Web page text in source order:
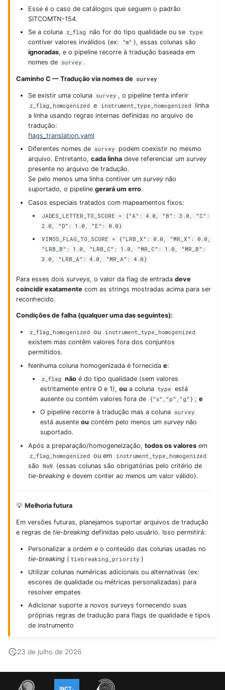
Esse é o caso de catálogos que seguem o padrão
SITCOMTN-154.
Se a coluna z_flag não for do tipo qualidade ou se type
contiver valores inválidos (ex: "m" ), essas colunas são
ignoradas, e o pipeline recorre à tradução baseada em
nomes de survey .
Caminho C — Tradução via nomes de survey
Se existir uma coluna survey , o pipeline tenta inferir
z_flag_homogenized e instrument_type_homogenized
linha
a linha usando regras internas definidas no arquivo de
tradução:
flags_translation.yaml
Diferentes nomes de survey
podem coexistir no mesmo
arquivo. Entretanto, cada linha deve referenciar um survey
presente no arquivo de tradução.
Se pelo menos uma linha contiver um survey não
suportado, o pipeline gerará um erro.
Casos especiais tratados com mapeamentos fixos:
JADES_LETTER_TO_SCORE = {"A": 4.0, "B": 3.0, "C":
2.0, "D": 1.0, "E": 0.0}
VIMOS_FLAG_TO_SCORE = {"LRB_X": 0.0, "MR_X": 0.0,
"LRB_B": 1.0, "LRB_C": 1.0, "MR_C": 1.0, "MR_B":
3.0, "LRB_A": 4.0, "MR_A": 4.0}
Para esses dois surveys, o valor da flag de entrada deve
coincidir exatamente com as strings mostradas acima para ser
reconhecido.
Condições de falha (qualquer uma das seguintes):
z_flag_homogenized ou instrument_type_homogenized
existem mas contêm valores fora dos conjuntos
permitidos.
Nenhuma coluna homogenizada é fornecida e:
z_flag não é do tipo qualidade (sem valores
estritamente entre 0 e 1), ou a coluna type está
ausente ou contém valores fora de {"s","p","g"} ;e
O pipeline recorre à tradução mas a coluna survey
está ausente ou contém pelo menos um survey não
suportado.
Após a preparação/homogeneização, todos os valores em
z_flag_homogenized ou em instrument_type_homogenized
são NaN
(essas colunas são obrigatórias pelo critério de
tie-breaking e devem conter ao menos um valor válido).
💡 Melhoria futura
Em versões futuras, planejamos suportar arquivos de tradução
e regras de tie-breaking definidas pelo usuário. Isso permitirá:
Personalizar a ordem e o conteúdo das colunas usadas no
tie-breaking ( tiebreaking_priority )
Utilizar colunas numéricas adicionais ou alternativas (ex:
escores de qualidade ou métricas personalizadas) para
resolver empates
Adicionar suporte a novos surveys fornecendo suas
próprias regras de tradução para flags de qualidade e tipos
de instrumento
23 de julho de 2026